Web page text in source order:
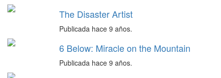
The Disaster Artist
Publicada hace 9 años.
6 Below: Miracle on the Mountain
Publicada hace 9 años.